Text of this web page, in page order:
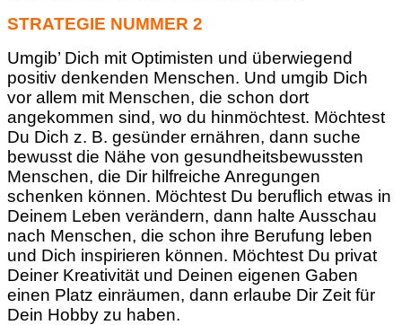
STRATEGIE NUMMER 2
Umgib’ Dich mit Optimisten und überwiegend
positiv denkenden Menschen. Und umgib Dich
vor allem mit Menschen, die schon dort
angekommen sind, wo du hinmöchtest. Möchtest
Du Dich z. B. gesünder ernähren, dann suche
bewusst die Nähe von gesundheitsbewussten
Menschen, die Dir hilfreiche Anregungen
schenken können. Möchtest Du beruflich etwas in
Deinem Leben verändern, dann halte Ausschau
nach Menschen, die schon ihre Berufung leben
und Dich inspirieren können. Möchtest Du privat
Deiner Kreativität und Deinen eigenen Gaben
einen Platz einräumen, dann erlaube Dir Zeit für
Dein Hobby zu haben.